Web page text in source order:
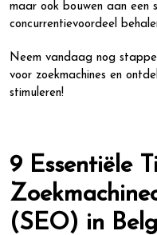
maar ook bouwen aan een
concurrentievoordeel
Neem vandaag nog
voor zoekmachines en
stimuleren!
9 Essentiële
(SEO) in